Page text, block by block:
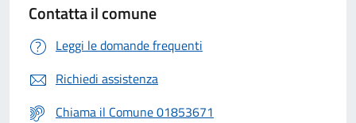
Contatta il comune
Leggi le domande frequenti
Richiedi assistenza
Chiama il Comune 01853671